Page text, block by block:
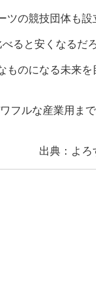
の競技団体も設
ると安くなるだろ
ものになる未来を
フルな産業用ま
出典：よろ